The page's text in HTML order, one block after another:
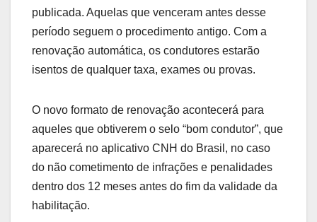
publicada. Aquelas que venceram antes desse
período seguem o procedimento antigo. Com a
renovação automática, os condutores estarão
isentos de qualquer taxa, exames ou provas.
O novo formato de renovação acontecerá para
aqueles que obtiverem o selo “bom condutor”, que
aparecerá no aplicativo CNH do Brasil, no caso
do não cometimento de infrações e penalidades
dentro dos 12 meses antes do fim da validade da
habilitação.